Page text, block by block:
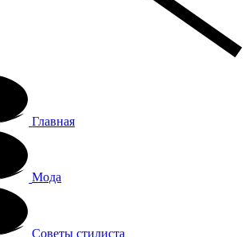
Главная
Мода
Советы стилиста